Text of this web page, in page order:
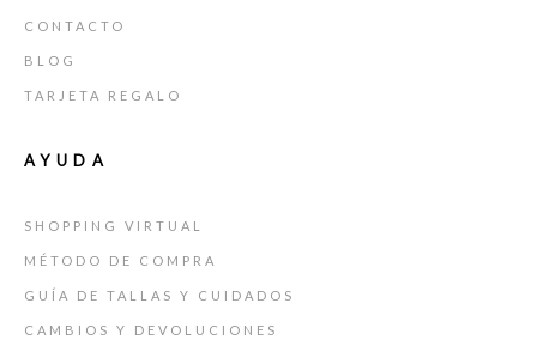
CONTACTO
BLOG
TARJETA REGALO
AYUDA
SHOPPING VIRTUAL
MÉTODO DE COMPRA
GUÍA DE TALLAS Y CUIDADOS
CAMBIOS Y DEVOLUCIONES